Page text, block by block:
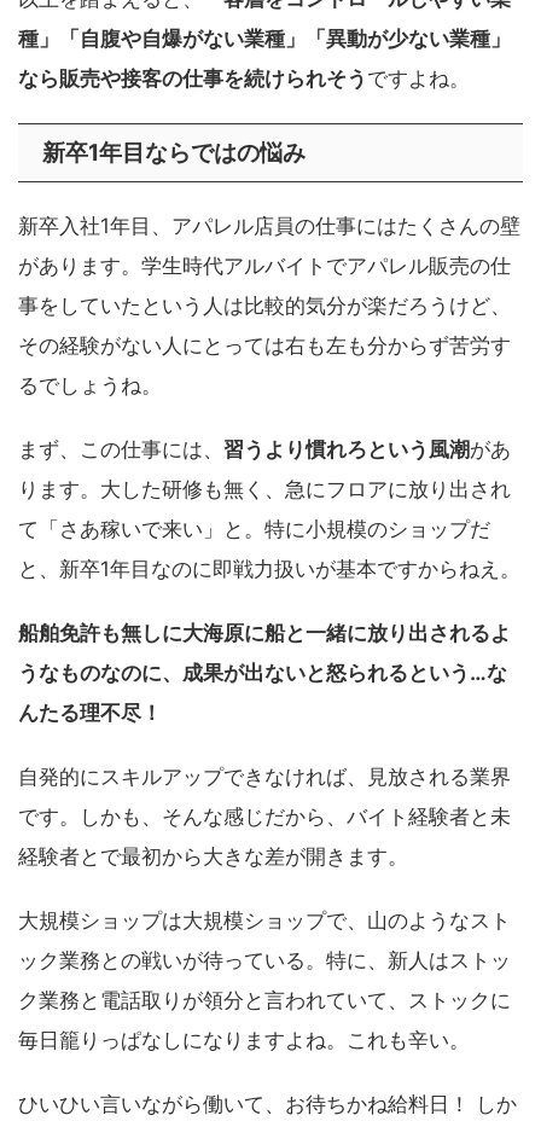
種」「自腹や自爆がない業種」「異動が少ない業種」
なら販売や接客の仕事を続けられそう ですよね。
新卒1年目ならではの悩み
新卒入社1年目、アパレル店員の仕事にはたくさんの壁
があります。学生時代アルバイトでアパレル販売の仕
事をしていたという人は比較的気分が楽だろうけど、
その経験がない人にとっては右も左も分からず苦労す
るでしょうね。
まず、この仕事には、 習うより慣れろという風潮があ
ります。大した研修も無く、急にフロアに放り出され
て「さあ稼いで来い」と。特に小規模のショップだ
と、新卒1年目なのに即戦力扱いが基本ですからねえ。
船舶免許も無しに大海原に船と一緒に放り出されるよ
うなものなのに、成果が出ないと怒られるという…な
んたる理不尽！
自発的にスキルアップできなければ、見放される業界
です。しかも、そんな感じだから、バイト経験者と未
経験者とで最初から大きな差が開きます。
大規模ショップは大規模ショップで、山のようなスト
ック業務との戦いが待っている。特に、新人はストッ
ク業務と電話取りが領分と言われていて、ストックに
毎日籠りっぱなしになりますよね。これも辛い。
ひいひい言いながら働いて、お待ちかね給料日！ しか